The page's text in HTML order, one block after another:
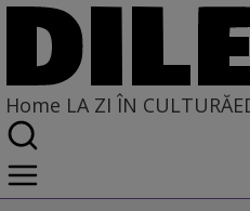
Home LA ZI ÎN CULTURĂ